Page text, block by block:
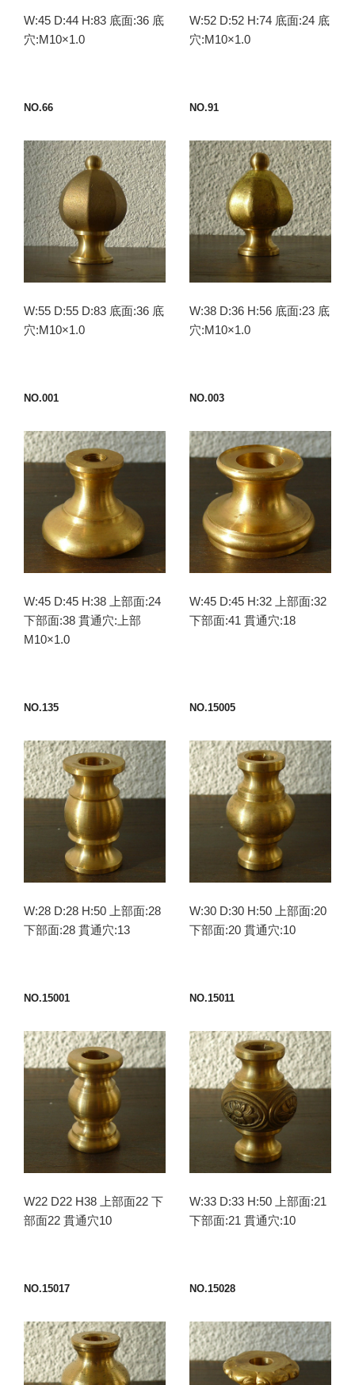
W:45 D:44 H:83 底面:36 底
穴:M10×1.0
W:52 D:52 H:74 底面:24 底
穴:M10×1.0
NO.66
W:55 D:55 D:83 底面:36 底
穴:M10×1.0
NO.91
W:38 D:36 H:56 底面:23 底
穴:M10×1.0
NO.001
W:45 D:45 H:38 上部面:24
下部面:38 貫通穴:上部
M10×1.0
NO.003
W:45 D:45 H:32 上部面:32
下部面:41 貫通穴:18
NO.135
W:28 D:28 H:50 上部面:28
下部面:28 貫通穴:13
NO.15005
W:30 D:30 H:50 上部面:20
下部面:20 貫通穴:10
NO.15001
W22 D22 H38 上部面22 下
部面22 貫通穴10
NO.15011
W:33 D:33 H:50 上部面:21
下部面:21 貫通穴:10
NO.15017 NO.15028